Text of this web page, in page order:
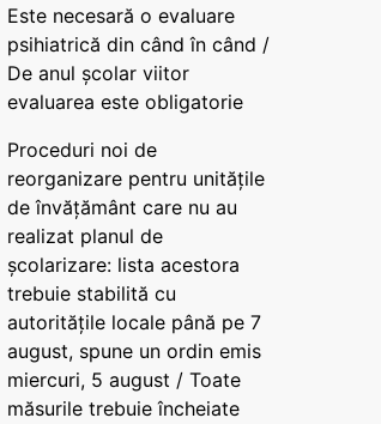
Este necesară o evaluare
psihiatrică din când în când /
De anul școlar viitor
evaluarea este obligatorie
Proceduri noi de
reorganizare pentru unitățile
de învățământ care nu au
realizat planul de
școlarizare: lista acestora
trebuie stabilită cu
autoritățile locale până pe 7
august, spune un ordin emis
miercuri, 5 august / Toate
măsurile trebuie încheiate